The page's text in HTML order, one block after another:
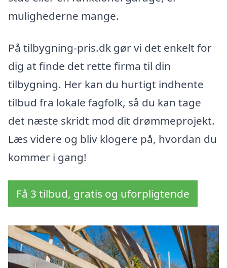
mulighederne mange.
På tilbygning-pris.dk gør vi det enkelt for
dig at finde det rette firma til din
tilbygning. Her kan du hurtigt indhente
tilbud fra lokale fagfolk, så du kan tage
det næste skridt mod dit drømmeprojekt.
Læs videre og bliv klogere på, hvordan du
kommer i gang!
Få 3 tilbud, gratis og uforpligtende